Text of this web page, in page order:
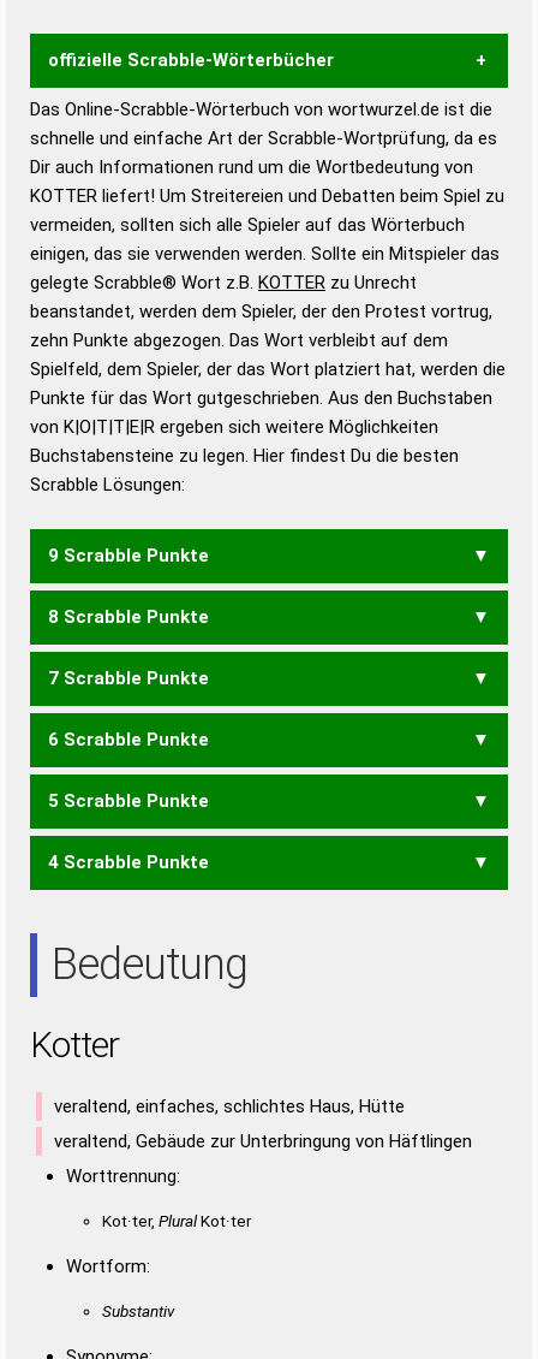
offizielle Scrabble-Wörterbücher
Wortwurzel liefert mit Hilfe eines semantischen
Wortanalyse-Algorithmus gute Anhaltspunkte zu
Wortbedeutung, Worttrennung und Wortform, um die
Gültigkeit eines Wortes für das Scrabble-Spiel zu
bestimmen!
zugelassene Turnier Scrabble-
Wörterbücher sind:
Duden – Standardwerk in 12 Bänden
Duden – Richtiges und gutes
Deutsch
Duden – Die deutsche Grammatik
Duden – Deutsches
Das Online-Scrabble-Wörterbuch von wortwurzel.de ist die
schnelle und einfache Art der Scrabble-Wortprüfung, da es
Dir auch Informationen rund um die Wortbedeutung von
KOTTER liefert! Um Streitereien und Debatten beim Spiel zu
vermeiden, sollten sich alle Spieler auf das Wörterbuch
einigen, das sie verwenden werden. Sollte ein Mitspieler das
gelegte Scrabble® Wort z.B. KOTTER zu Unrecht
beanstandet, werden dem Spieler, der den Protest vortrug,
zehn Punkte abgezogen. Das Wort verbleibt auf dem
Spielfeld, dem Spieler, der das Wort platziert hat, werden die
Punkte für das Wort gutgeschrieben. Aus den Buchstaben
von K|O|T|T|E|R ergeben sich weitere Möglichkeiten
Buchstabensteine zu legen. Hier findest Du die besten
Scrabble Lösungen:
9 Scrabble Punkte
KOTET REKTO
8 Scrabble Punkte
KORE KORT KOTE KROT
7 Scrabble Punkte
KOR KETT
6 Scrabble Punkte
ORTET ROTTE TORTE
5 Scrabble Punkte
ORTE ROTE ROTT TORE
4 Scrabble Punkte
Bedeutung
Kotter
veraltend, einfaches, schlichtes Haus, Hütte
veraltend, Gebäude zur Unterbringung von Häftlingen
Worttrennung:
Kot·ter, PluralKot·ter
Wortform:
Substantiv